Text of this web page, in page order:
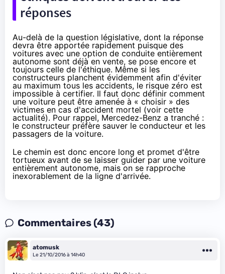
réponses
Au-delà de la question législative, dont la réponse
devra être apportée rapidement puisque des
voitures avec une option de conduite entièrement
autonome sont déjà en vente, se pose encore et
toujours celle de l'éthique. Même si les
constructeurs planchent évidemment afin d'éviter
au maximum tous les accidents, le risque zéro est
impossible à certifier. Il faut donc définir comment
une voiture peut être amenée à « choisir » des
victimes en cas d'accident mortel (voir cette
actualité). Pour rappel, Mercedez-Benz a tranché :
le constructeur préfère sauver le conducteur et les
passagers de la voiture.
Le chemin est donc encore long et promet d'être
tortueux avant de se laisser guider par une voiture
entièrement autonome, mais on se rapproche
inexorablement de la ligne d'arrivée.
Commentaires (43)
atomusk
Le 21/10/2016 à 14h40